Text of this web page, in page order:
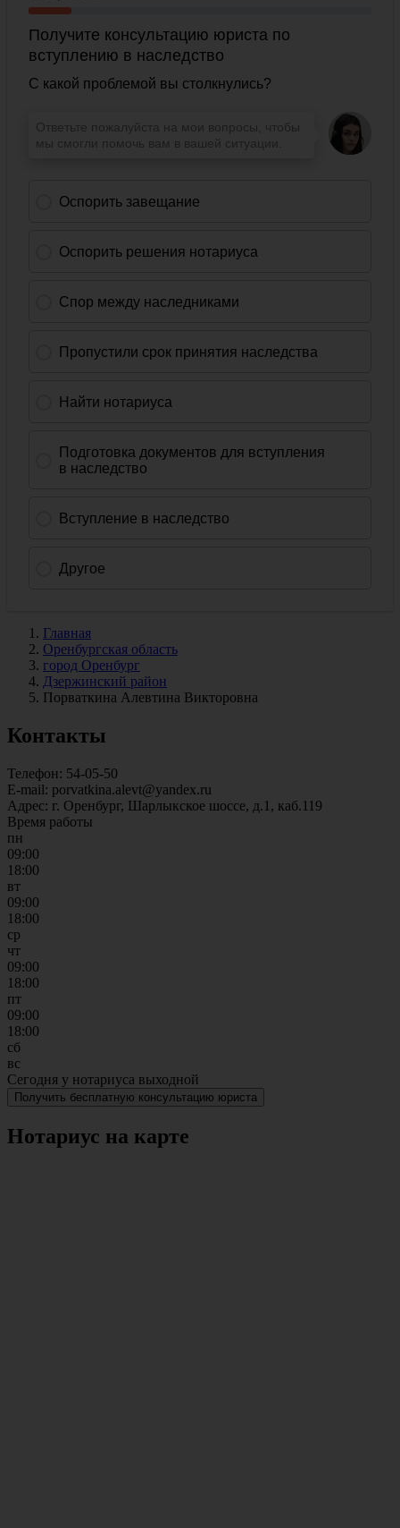
Главная
Оренбургская область
город Оренбург
Дзержинский район
Порваткина Алевтина Викторовна
Контакты
Телефон: 54-05-50
E-mail: porvatkina.alevt@yandex.ru
Адрес: г. Оренбург, Шарлыкское шоссе, д.1, каб.119
Время работы
пн
09:00
18:00
вт
09:00
18:00
ср
чт
09:00
18:00
пт
09:00
18:00
сб
вс
Сегодня у нотариуса выходной
Получить бесплатную консультацию юриста
Нотариус на карте